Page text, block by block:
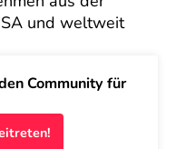
und weltweit
Community für